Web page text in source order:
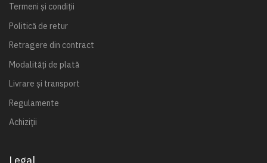
Termeni și condiții
Politică de retur
Retragere din contract
Modalități de plată
Livrare și transport
Regulamente
Achiziții